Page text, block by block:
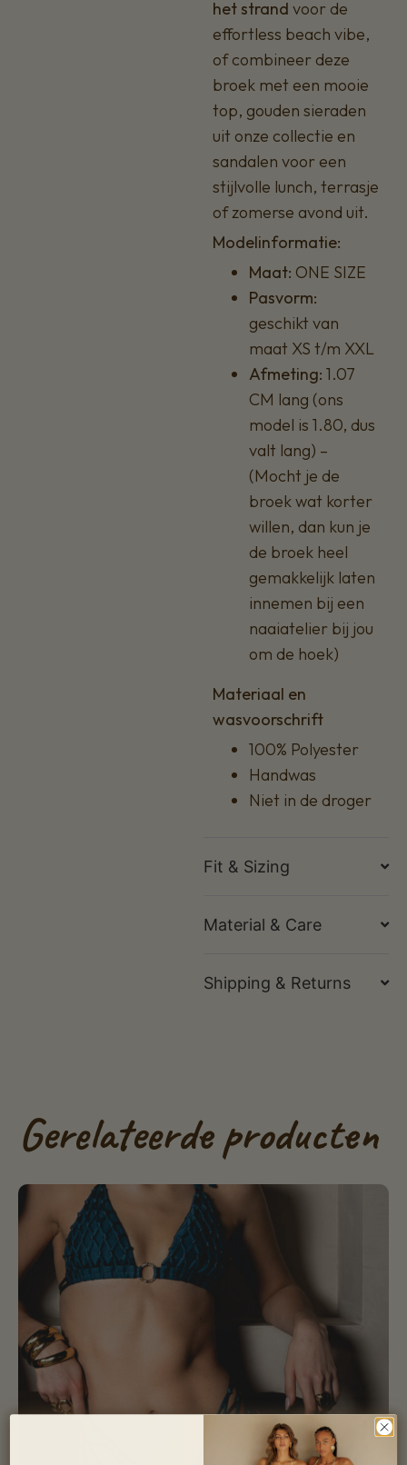
het strand voor de
effortless beach vibe,
of combineer deze
broek met een mooie
top, gouden sieraden
uit onze collectie en
sandalen voor een
stijlvolle lunch, terrasje
of zomerse avond uit.
Modelinformatie:
Maat: ONE SIZE
Pasvorm:
geschikt van
maat XS t/m XXL
Afmeting: 1.07
CM lang (ons
model is 1.80, dus
valt lang) –
(Mocht je de
broek wat korter
willen, dan kun je
de broek heel
gemakkelijk laten
innemen bij een
naaiatelier bij jou
om de hoek)
Materiaal en
wasvoorschrift
100% Polyester
Handwas
Niet in de droger
Fit & Sizing
Material & Care
Shipping & Returns
Gerelateerde producten